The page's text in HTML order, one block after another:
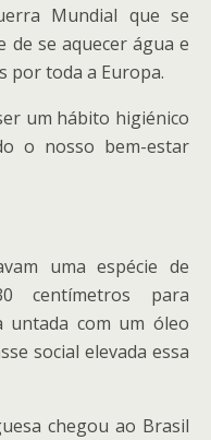
Mundial que se
de se aquecer água e
por toda a Europa.
um hábito higiénico
o nosso bem-estar
uma espécie de
centímetros para
untada com um óleo
social elevada essa
chegou ao Brasil